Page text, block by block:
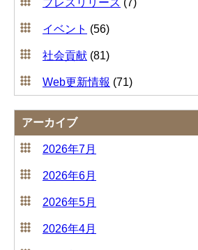
プレスリリース (7)
イベント (56)
社会貢献 (81)
Web更新情報 (71)
アーカイブ
2026年7月
2026年6月
2026年5月
2026年4月